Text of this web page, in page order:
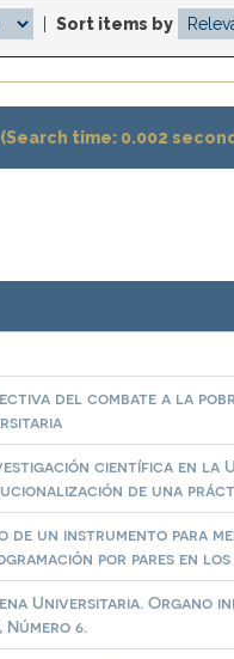
Sort items by
time: 0.002
del combate a la
científica en la
de una
de un instrumento para
por pares en
Universitaria. Organo
Número 6.